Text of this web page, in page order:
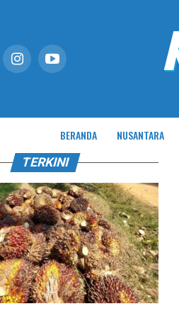
BERANDA NUSANTARA
TERKINI